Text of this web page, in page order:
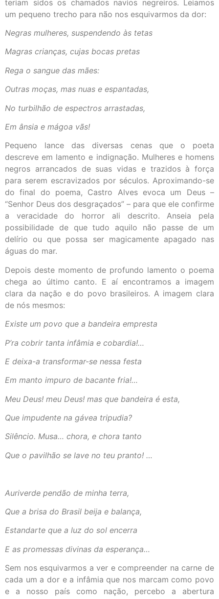
teriam sidos os chamados navios negreiros. Leiamos
um pequeno trecho para não nos esquivarmos da dor:
Negras mulheres, suspendendo às tetas
Magras crianças, cujas bocas pretas
Rega o sangue das mães:
Outras moças, mas nuas e espantadas,
No turbilhão de espectros arrastadas,
Em ânsia e mágoa vãs!
Pequeno lance das diversas cenas que o poeta
descreve em lamento e indignação. Mulheres e homens
negros arrancados de suas vidas e trazidos à força
para serem escravizados por séculos. Aproximando-se
do final do poema, Castro Alves evoca um Deus –
“Senhor Deus dos desgraçados” – para que ele confirme
a veracidade do horror ali descrito. Anseia pela
possibilidade de que tudo aquilo não passe de um
delírio ou que possa ser magicamente apagado nas
águas do mar.
Depois deste momento de profundo lamento o poema
chega ao último canto. E aí encontramos a imagem
clara da nação e do povo brasileiros. A imagem clara
de nós mesmos:
Existe um povo que a bandeira empresta
P’ra cobrir tanta infâmia e cobardia!…
E deixa-a transformar-se nessa festa
Em manto impuro de bacante fria!…
Meu Deus! meu Deus! mas que bandeira é esta,
Que impudente na gávea tripudia?
Silêncio. Musa… chora, e chora tanto
Que o pavilhão se lave no teu pranto! …
Auriverde pendão de minha terra,
Que a brisa do Brasil beija e balança,
Estandarte que a luz do sol encerra
E as promessas divinas da esperança…
Sem nos esquivarmos a ver e compreender na carne de
cada um a dor e a infâmia que nos marcam como povo
e a nosso país como nação, percebo a abertura